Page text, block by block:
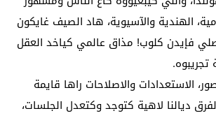
الهندية والآسيوية، هاد الصيف غايكون
فإيدن كلوب! مذاق عالمي كياخد العقل
الاستعدادات والاصلاحات راها قايمة
ديالنا لاهية كتوجد وكتعدل الجلسات،